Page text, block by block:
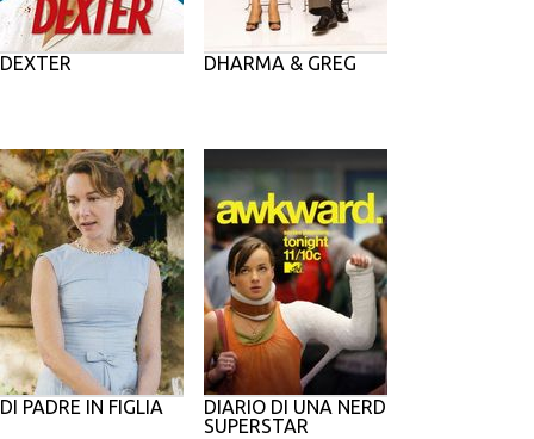
DEXTER DHARMA & GREG
DI PADRE IN FIGLIA
DIARIO DI UNA NERD
SUPERSTAR